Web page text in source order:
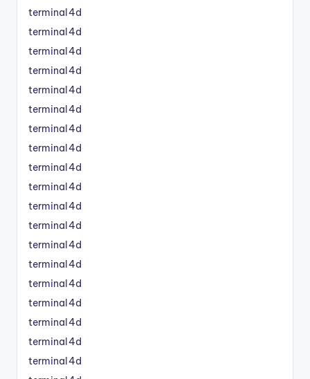
terminal4d
terminal4d
terminal4d
terminal4d
terminal4d
terminal4d
terminal4d
terminal4d
terminal4d
terminal4d
terminal4d
terminal4d
terminal4d
terminal4d
terminal4d
terminal4d
terminal4d
terminal4d
terminal4d